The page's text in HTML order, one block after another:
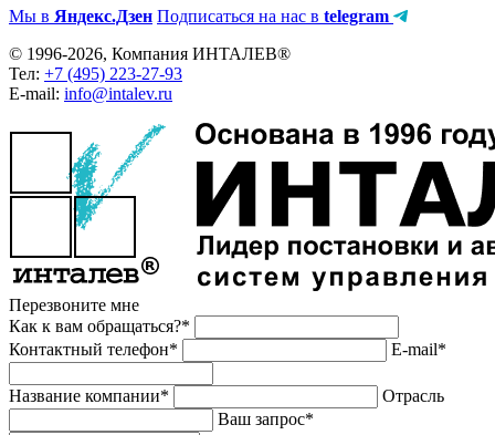
Мы в Яндекс.Дзен Подписаться на нас в telegram
© 1996-2026, Компания ИНТАЛЕВ®
Тел: +7 (495) 223-27-93
E-mail: info@intalev.ru
Перезвоните мне
Как к вам обращаться?*
Контактный телефон*
E-mail*
Название компании*
Отрасль
Ваш запрос*